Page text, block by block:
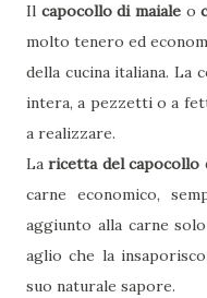
Il capocollo di maiale o
molto tenero ed
della cucina italiana. La
intera, a pezzetti o a
a realizzare.
Laricetta del capocollo
carne economico,
aggiunto alla carne
aglio che la
suo naturale sapore.